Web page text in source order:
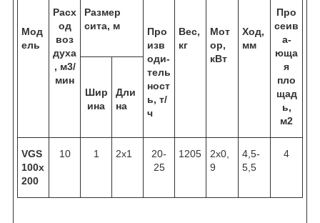
Мод
ель
Расх
од
воз
духа
, м3/
мин
Размер
сита, м
Про
изв
оди-
тель
ност
ь, т/
ч
Вес,
кг
Мот
ор,
кВт
Ход,
мм
Про
сеив
а-
юща
я
пло
щад
ь,
м2
Шир
ина
Дли
на
VGS
100x
200
10 1 2х1
20-
25
1205
2х0,
9
4,5-
5,5
4